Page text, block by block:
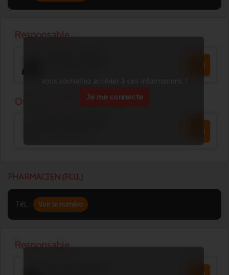
Vous souhaitez accéder à ces informations ?
Je me connecte
PHARMACIEN (P.U.I.)
Tél. : Voir le numéro